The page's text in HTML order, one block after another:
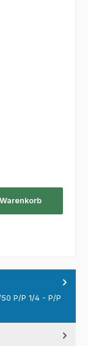
P/P 1/4 - P/P